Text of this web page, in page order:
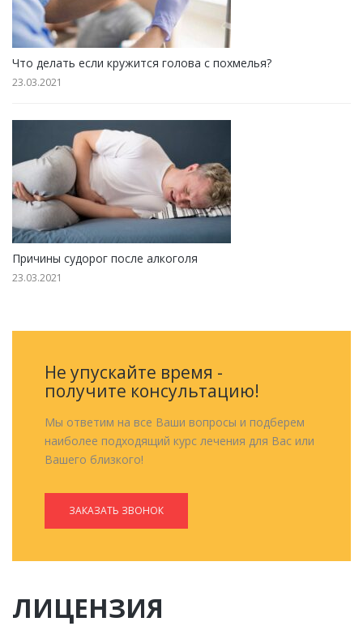
Что делать если кружится голова с похмелья?
23.03.2021
Причины судорог после алкоголя
23.03.2021
Не упускайте время -
получите консультацию!
Мы ответим на все Ваши вопросы и подберем
наиболее подходящий курс лечения для Вас или
Вашего близкого!
ЗАКАЗАТЬ ЗВОНОК
ЛИЦЕНЗИЯ